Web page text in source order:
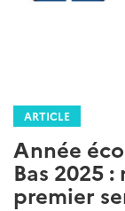
ARTICLE
Année
Bas 2025
premier